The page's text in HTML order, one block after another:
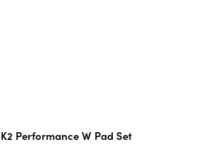
K2 Performance W Pad Set